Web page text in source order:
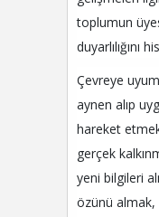
toplumun
duyarlılığını
Çevreye
aynen alıp
hareket
gerçek
yeni bilgileri
özünü